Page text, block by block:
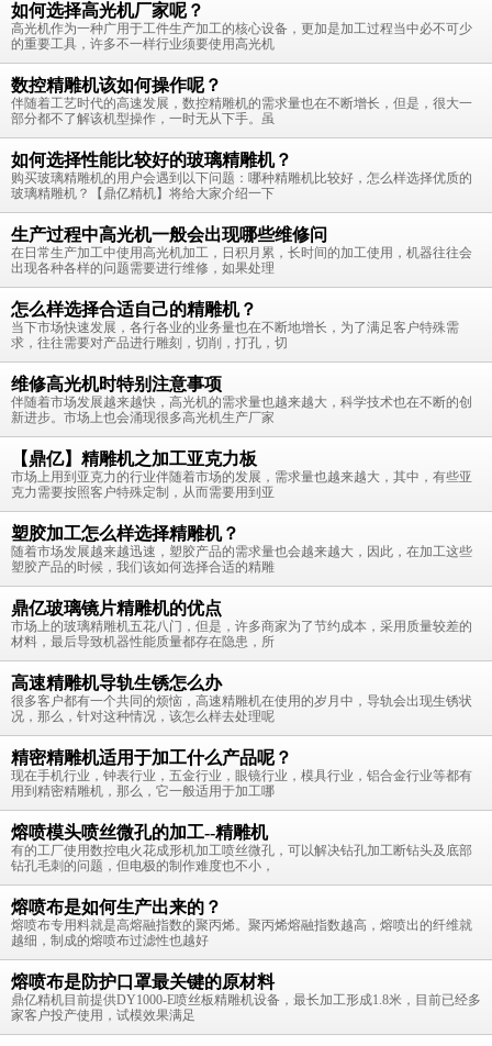
如何选择高光机厂家呢？
高光机作为一种广用于工件生产加工的核心设备，更加是加工过程当中必不可少
的重要工具，许多不一样行业须要使用高光机
数控精雕机该如何操作呢？
伴随着工艺时代的高速发展，数控精雕机的需求量也在不断增长，但是，很大一
部分都不了解该机型操作，一时无从下手。虽
如何选择性能比较好的玻璃精雕机？
购买玻璃精雕机的用户会遇到以下问题：哪种精雕机比较好，怎么样选择优质的
玻璃精雕机？【鼎亿精机】将给大家介绍一下
生产过程中高光机一般会出现哪些维修问
在日常生产加工中使用高光机加工，日积月累，长时间的加工使用，机器往往会
出现各种各样的问题需要进行维修，如果处理
怎么样选择合适自己的精雕机？
当下市场快速发展，各行各业的业务量也在不断地增长，为了满足客户特殊需
求，往往需要对产品进行雕刻，切削，打孔，切
维修高光机时特别注意事项
伴随着市场发展越来越快，高光机的需求量也越来越大，科学技术也在不断的创
新进步。市场上也会涌现很多高光机生产厂家
【鼎亿】精雕机之加工亚克力板
市场上用到亚克力的行业伴随着市场的发展，需求量也越来越大，其中，有些亚
克力需要按照客户特殊定制，从而需要用到亚
塑胶加工怎么样选择精雕机？
随着市场发展越来越迅速，塑胶产品的需求量也会越来越大，因此，在加工这些
塑胶产品的时候，我们该如何选择合适的精雕
鼎亿玻璃镜片精雕机的优点
市场上的玻璃精雕机五花八门，但是，许多商家为了节约成本，采用质量较差的
材料，最后导致机器性能质量都存在隐患，所
高速精雕机导轨生锈怎么办
很多客户都有一个共同的烦恼，高速精雕机在使用的岁月中，导轨会出现生锈状
况，那么，针对这种情况，该怎么样去处理呢
精密精雕机适用于加工什么产品呢？
现在手机行业，钟表行业，五金行业，眼镜行业，模具行业，铝合金行业等都有
用到精密精雕机，那么，它一般适用于加工哪
熔喷模头喷丝微孔的加工--精雕机
有的工厂使用数控电火花成形机加工喷丝微孔，可以解决钻孔加工断钻头及底部
钻孔毛刺的问题，但电极的制作难度也不小，
熔喷布是如何生产出来的？
熔喷布专用料就是高熔融指数的聚丙烯。聚丙烯熔融指数越高，熔喷出的纤维就
越细，制成的熔喷布过滤性也越好
熔喷布是防护口罩最关键的原材料
鼎亿精机目前提供DY1000-E喷丝板精雕机设备，最长加工形成1.8米，目前已经多
家客户投产使用，试模效果满足